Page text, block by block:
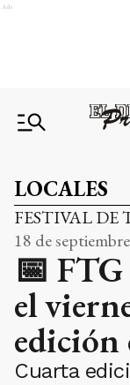
Ads
LOCALES
FESTIVAL DE
18 de
📅
el
edición
Cuarta